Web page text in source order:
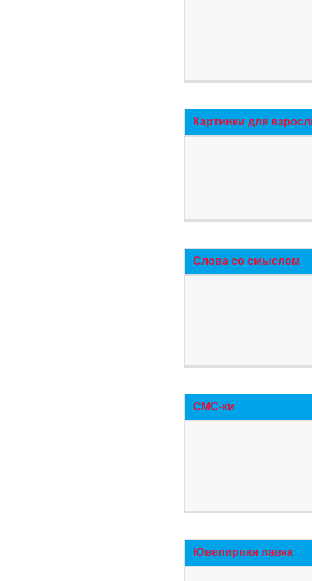
Картинки для
Слова со смыслом
СМС-ки
Ювелирная лавка